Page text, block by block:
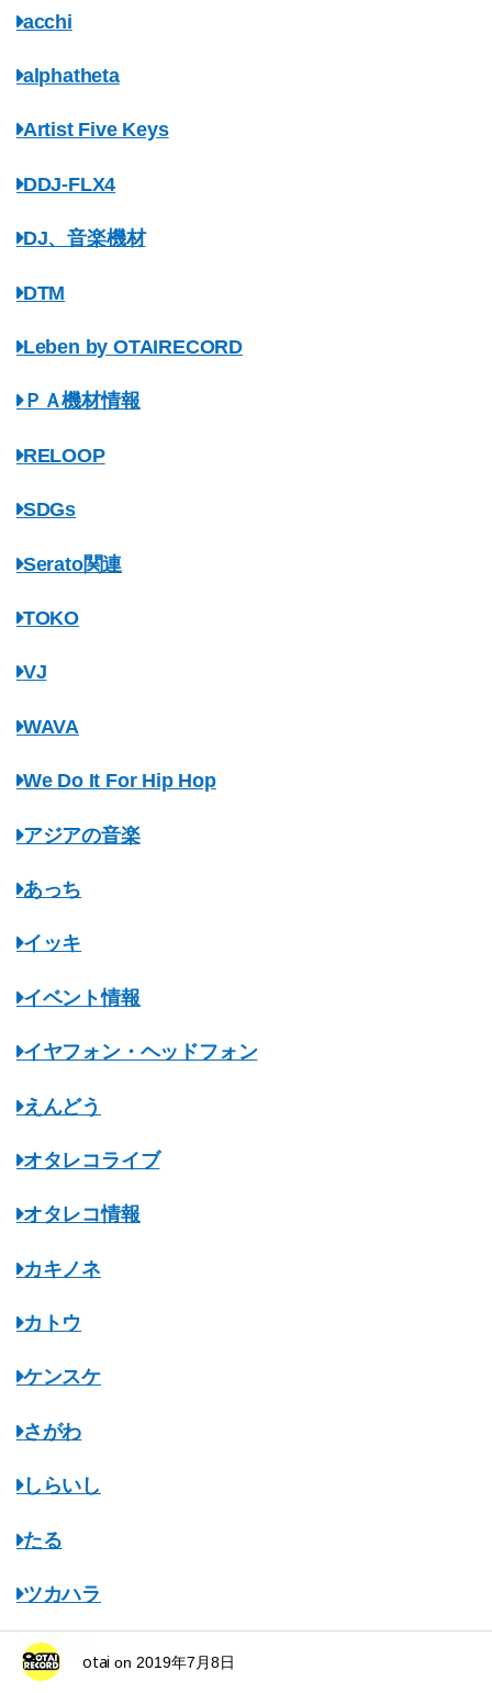
acchi
alphatheta
Artist Five Keys
DDJ-FLX4
DJ、音楽機材
DTM
Leben by OTAIRECORD
ＰＡ機材情報
RELOOP
SDGs
Serato関連
TOKO
VJ
WAVA
We Do It For Hip Hop
アジアの音楽
あっち
イッキ
イベント情報
イヤフォン・ヘッドフォン
えんどう
オタレコライブ
オタレコ情報
カキノネ
カトウ
ケンスケ
さがわ
しらいし
たる
ツカハラ
てらにし
otai on 2019年7月8日